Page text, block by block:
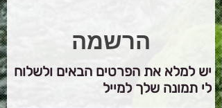
הרשמה
יש למלא את הפרטים הבאים ולשלוח
לי תמונה שלך למייל